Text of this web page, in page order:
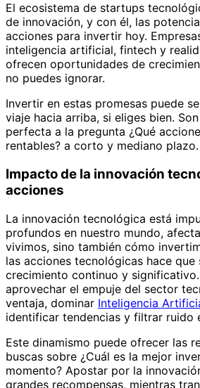
El ecosistema de startups
de innovación, y con él, las
acciones para invertir hoy.
inteligencia artificial, fintech y
ofrecen oportunidades de
no puedes ignorar.
Invertir en estas promesas puede
viaje hacia arriba, si eliges bien.
perfecta a la pregunta ¿Qué
rentables? a corto y mediano plazo.
Impacto de la innovación
acciones
La innovación tecnológica está
profundos en nuestro mundo,
vivimos, sino también cómo
las acciones tecnológicas hace que
crecimiento continuo y
aprovechar el empuje del sector
ventaja, dominar Inteligencia
identificar tendencias y filtrar ruido
Este dinamismo puede ofrecer las
buscas sobre ¿Cuál es la mejor
momento? Apostar por la
grandes recompensas, mientras